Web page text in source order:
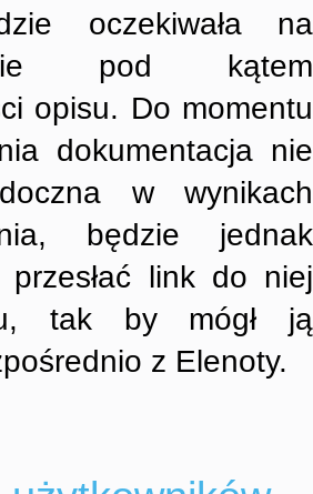
oczekiwała na
pod kątem
opisu. Do momentu
dokumentacja nie
w wynikach
będzie jednak
link do niej
tak by mógł ją
z Elenoty.